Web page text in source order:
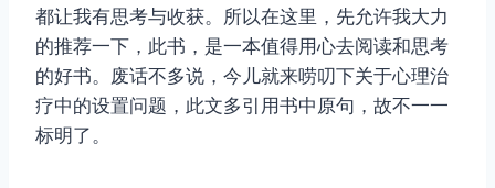
都让我有思考与收获。所以在这里，先允许我大力
的推荐一下，此书，是一本值得用心去阅读和思考
的好书。废话不多说，今儿就来唠叨下关于心理治
疗中的设置问题，此文多引用书中原句，故不一一
标明了。